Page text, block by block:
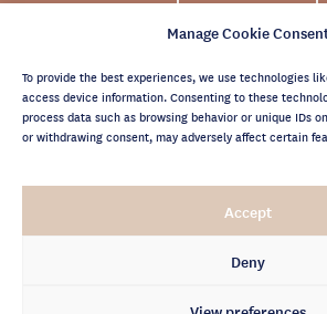
Manage Cookie
To provide the best experiences, we use technologies
access device information. Consenting to these
process data such as browsing behavior or unique IDs
or withdrawing consent, may adversely affect certain
Accept
Deny
LEGAL NOTICE
PRIVACY POLICY
CREDITS
NEWSLETTER ARCHIVES